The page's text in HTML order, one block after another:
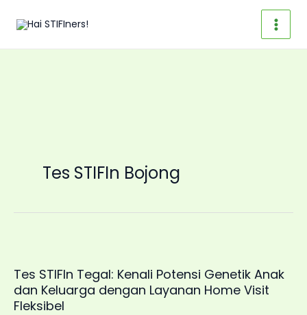
Tes STIFIn Bojong
Tes STIFIn Tegal: Kenali Potensi Genetik Anak
dan Keluarga dengan Layanan Home Visit
Fleksibel